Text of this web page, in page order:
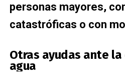
personas mayores,
catastróficas o con
Otras ayudas ante
agua